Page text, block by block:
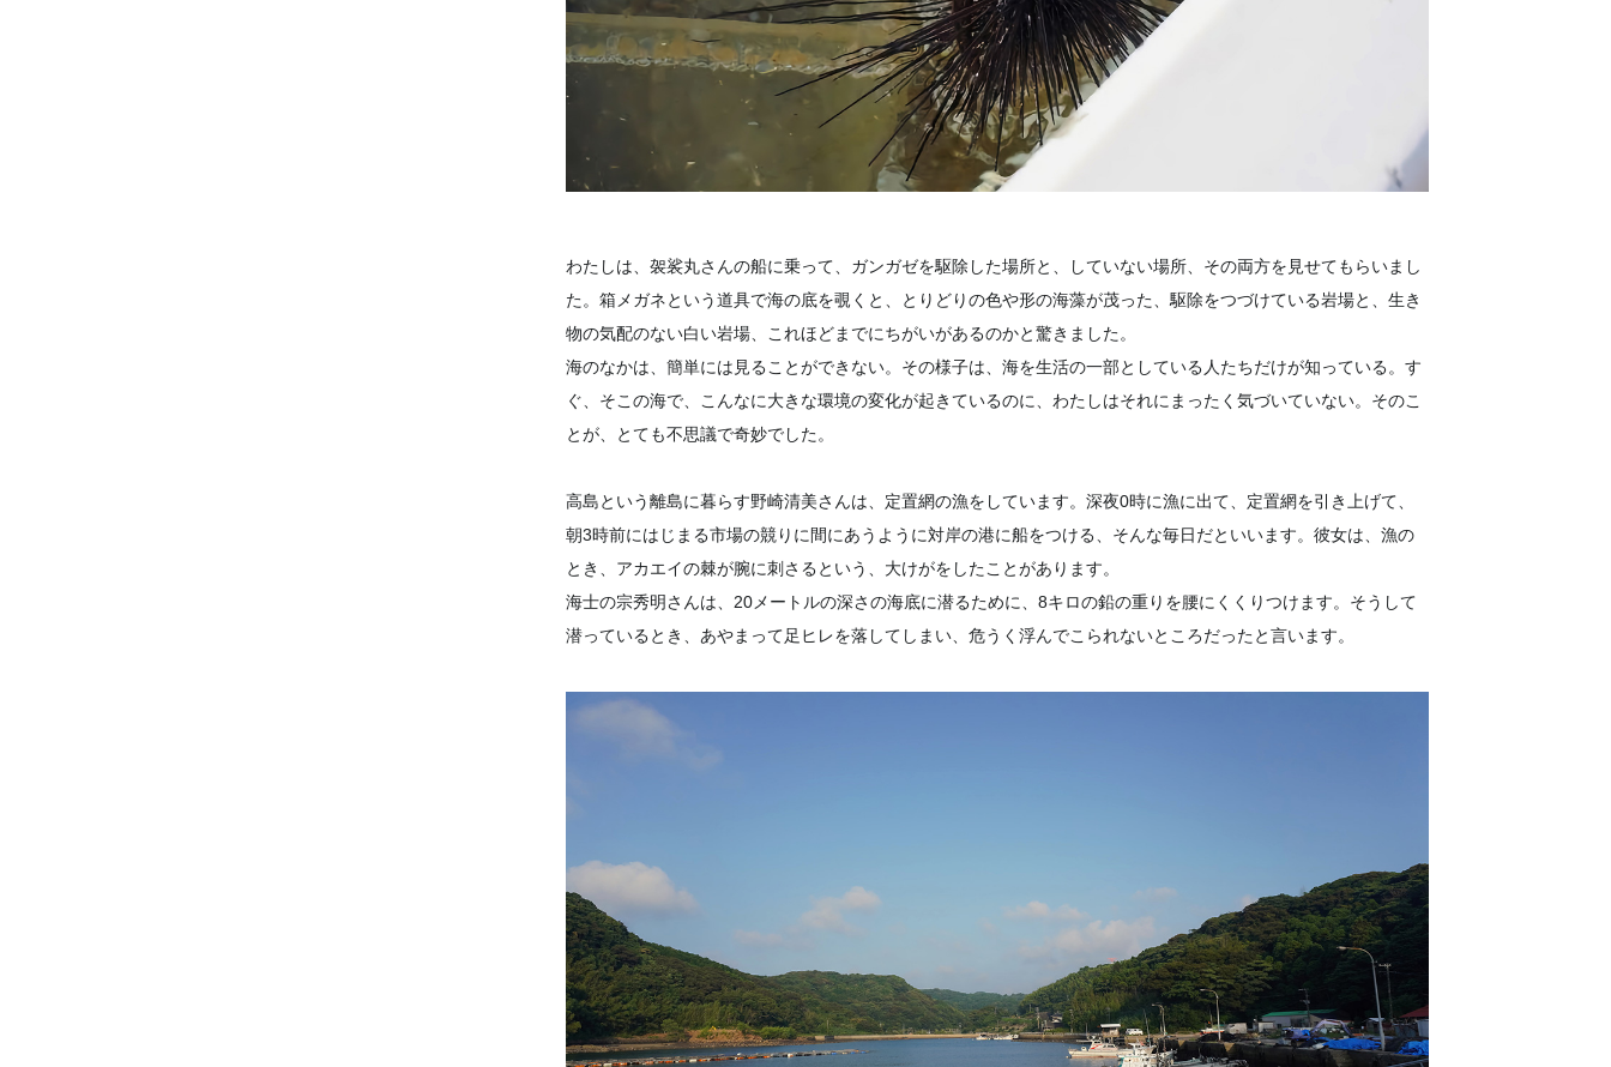
わたしは、袈裟丸さんの船に乗って、ガンガゼを駆除した場所と、していない場所、その両方を見せてもらいまし
た。箱メガネという道具で海の底を覗くと、とりどりの色や形の海藻が茂った、駆除をつづけている岩場と、生き
物の気配のない白い岩場、これほどまでにちがいがあるのかと驚きました。
海のなかは、簡単には見ることができない。その様子は、海を生活の一部としている人たちだけが知っている。す
ぐ、そこの海で、こんなに大きな環境の変化が起きているのに、わたしはそれにまったく気づいていない。そのこ
とが、とても不思議で奇妙でした。
高島という離島に暮らす野崎清美さんは、定置網の漁をしています。深夜0時に漁に出て、定置網を引き上げて、
朝3時前にはじまる市場の競りに間にあうように対岸の港に船をつける、そんな毎日だといいます。彼女は、漁の
とき、アカエイの棘が腕に刺さるという、大けがをしたことがあります。
海士の宗秀明さんは、20メートルの深さの海底に潜るために、8キロの鉛の重りを腰にくくりつけます。そうして
潜っているとき、あやまって足ヒレを落してしまい、危うく浮んでこられないところだったと言います。